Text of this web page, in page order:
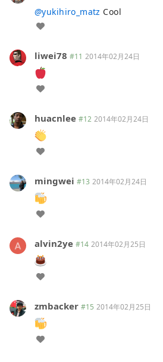
@yukihiro_matz Cool
liwei78 #11 2014年02月24日
huacnlee #12 2014年02月24日
mingwei #13 2014年02月24日
alvin2ye #14 2014年02月25日
zmbacker #15 2014年02月25日